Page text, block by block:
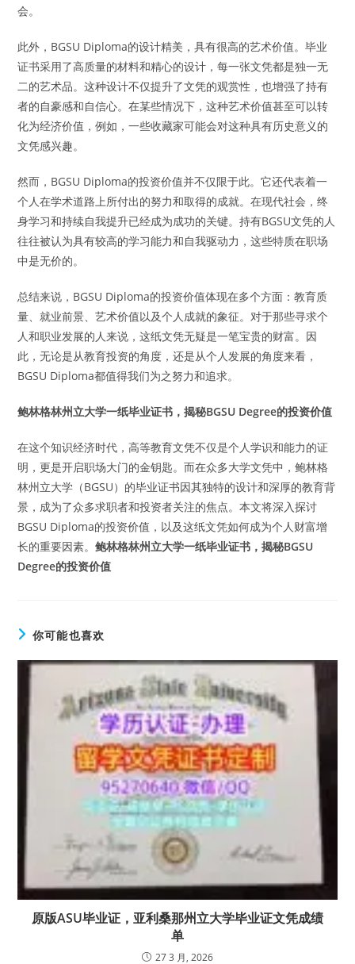
会。
此外，BGSU Diploma的设计精美，具有很高的艺术价值。毕业
证书采用了高质量的材料和精心的设计，每一张文凭都是独一无
二的艺术品。这种设计不仅提升了文凭的观赏性，也增强了持有
者的自豪感和自信心。在某些情况下，这种艺术价值甚至可以转
化为经济价值，例如，一些收藏家可能会对这种具有历史意义的
文凭感兴趣。
然而，BGSU Diploma的投资价值并不仅限于此。它还代表着一
个人在学术道路上所付出的努力和取得的成就。在现代社会，终
身学习和持续自我提升已经成为成功的关键。持有BGSU文凭的人
往往被认为具有较高的学习能力和自我驱动力，这些特质在职场
中是无价的。
总结来说，BGSU Diploma的投资价值体现在多个方面：教育质
量、就业前景、艺术价值以及个人成就的象征。对于那些寻求个
人和职业发展的人来说，这纸文凭无疑是一笔宝贵的财富。因
此，无论是从教育投资的角度，还是从个人发展的角度来看，
BGSU Diploma都值得我们为之努力和追求。
鲍林格林州立大学一纸毕业证书，揭秘BGSU Degree的投资价值
在这个知识经济时代，高等教育文凭不仅是个人学识和能力的证
明，更是开启职场大门的金钥匙。而在众多大学文凭中，鲍林格
林州立大学（BGSU）的毕业证书因其独特的设计和深厚的教育背
景，成为了众多求职者和投资者关注的焦点。本文将深入探讨
BGSU Diploma的投资价值，以及这纸文凭如何成为个人财富增
长的重要因素。鲍林格林州立大学一纸毕业证书，揭秘BGSU
Degree的投资价值
你可能也喜欢
原版ASU毕业证，亚利桑那州立大学毕业证文凭成绩
单
27 3 月, 2026